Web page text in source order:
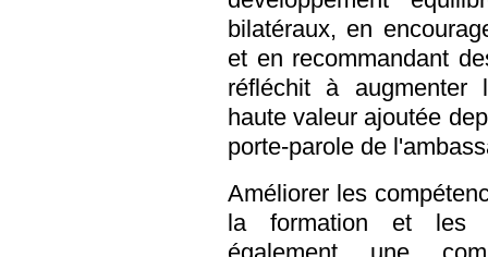
bilatéraux, en
et en recommandant
réfléchit à augmenter
haute valeur ajoutée
porte-parole de
Améliorer les
la formation et les